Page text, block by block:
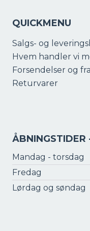
QUICKMENU
Salgs- og
Hvem handler vi
Forsendelser og
Returvarer
ÅBNINGSTIDER
Mandag - torsdag
Fredag
Lørdag og søndag